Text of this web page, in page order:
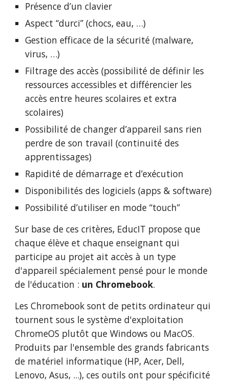
Présence d’un clavier
Aspect “durci” (chocs, eau, …)
Gestion efficace de la sécurité (malware,
virus, …)
Filtrage des accès (possibilité de définir les
ressources accessibles et différencier les
accès entre heures scolaires et extra
scolaires)
Possibilité de changer d’appareil sans rien
perdre de son travail (continuité des
apprentissages)
Rapidité de démarrage et d’exécution
Disponibilités des logiciels (apps & software)
Possibilité d’utiliser en mode “touch”
Sur base de ces critères, EducIT propose que
chaque élève et chaque enseignant qui
participe au projet ait accès à un type
d'appareil spécialement pensé pour le monde
de l'éducation : un Chromebook.
Les Chromebook sont de petits ordinateur qui
tournent sous le système d'exploitation
ChromeOS plutôt que Windows ou MacOS.
Produits par l'ensemble des grands fabricants
de matériel informatique (HP, Acer, Dell,
Lenovo, Asus, ...), ces outils ont pour spécificité